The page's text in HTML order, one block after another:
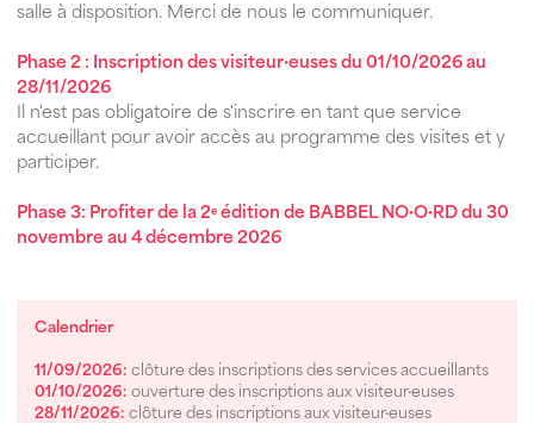
salle à disposition. Merci de nous le communiquer.
Phase 2 : Inscription des visiteur·euses du 01/10/2026 au
28/11/2026
Il n'est pas obligatoire de s'inscrire en tant que service
accueillant pour avoir accès au programme des visites et y
participer.
Phase 3: Profiter de la 2ᵉ édition de BABBEL NO·O·RD du 30
novembre au 4 décembre 2026
Calendrier
11/09/2026: clôture des inscriptions des services accueillants
01/10/2026: ouverture des inscriptions aux visiteur·euses
28/11/2026: clôture des inscriptions aux visiteur·euses